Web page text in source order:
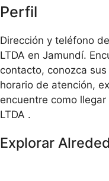
Perfil
Dirección y teléfono
LTDA en Jamundí.
contacto, conozca
horario de atención,
encuentre como llegar
LTDA .
Explorar